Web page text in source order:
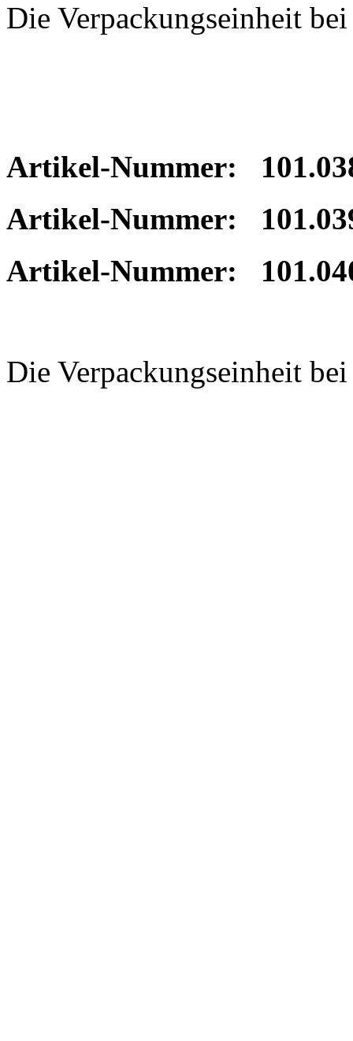
Die Verpackungseinheit
Artikel-Nummer:
Artikel-Nummer:
Artikel-Nummer:
Die Verpackungseinheit